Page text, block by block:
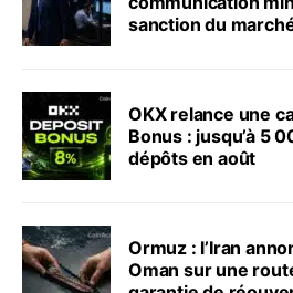
sanction du
OKX relance une
Bonus : jusqu’à 5
dépôts en août
Ormuz : l’Iran
Oman sur une